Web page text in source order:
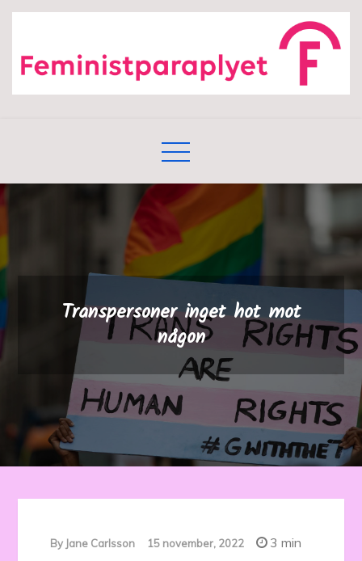
Skip
content
Transpersoner inget hot mot
någon
By Jane Carlsson 15 november, 2022
3 min